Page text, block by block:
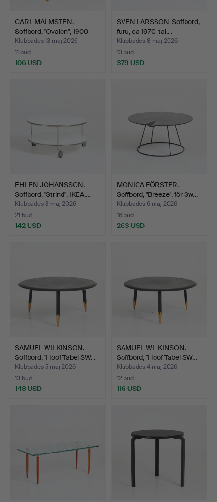
CARL MALMSTEN.
Soffbord, "Ovalen", 1900-
ta…
Klubbades 13 maj 2026
11 bud
106 USD
SVEN LARSSON. Soffbord,
furu, ca 1970-tal,…
Klubbades 8 maj 2026
13 bud
379 USD
EHLEN JOHANSSON.
Soffbord. "Strind", IKEA,…
Klubbades 8 maj 2026
21 bud
142 USD
MONICA FÖRSTER.
Soffbord, "Breeze", för Sw…
Klubbades 6 maj 2026
16 bud
263 USD
SAMUEL WILKINSON.
Soffbord, "Hoof Tabel SW…
Klubbades 5 maj 2026
13 bud
148 USD
SAMUEL WILKINSON.
Soffbord, "Hoof Tabel SW…
Klubbades 4 maj 2026
12 bud
116 USD